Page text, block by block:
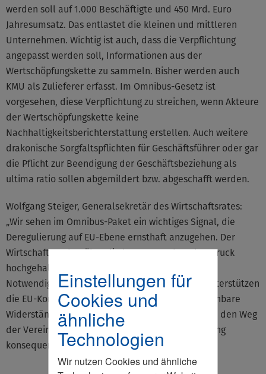
Einstellungen für
Cookies und
ähnliche
Technologien
Wir nutzen Cookies und ähnliche
werden soll auf 1.000 Beschäftigte und 450 Mrd. Euro
Jahresumsatz. Das entlastet die kleinen und mittleren
Unternehmen. Wichtig ist auch, dass die Verpflichtung
angepasst werden soll, Informationen aus der
Wertschöpfungskette zu sammeln. Bisher werden auch
KMU als Zulieferer erfasst. Im Omnibus-Gesetz ist
vorgesehen, diese Verpflichtung zu streichen, wenn Akteure
der Wertschöpfungskette keine
Nachhaltigkeitsberichterstattung erstellen. Auch weitere
drakonische Sorgfaltspflichten für Geschäftsführer oder gar
die Pflicht zur Beendigung der Geschäftsbeziehung als
ultima ratio sollen abgemildert bzw. abgeschafft werden.
Wolfgang Steiger, Generalsekretär des Wirtschaftsrates:
„Wir sehen im Omnibus-Paket ein wichtiges Signal, die
Deregulierung auf EU-Ebene ernsthaft anzugehen. Der
Wirtschaftsrat hat über die letzten Wochen den Druck
hochgehalten und anhand eigener Beispiele die
Notwendigkeit zum Handeln untermauert. Wir unterstützen
die EU-Kommission dabei, standhaft gegen erkennbare
Widerstände von innen und außen zu bleiben und den Weg
der Vereinfachung und des Abbaus von Regulierung
konsequent weiterzugehen."